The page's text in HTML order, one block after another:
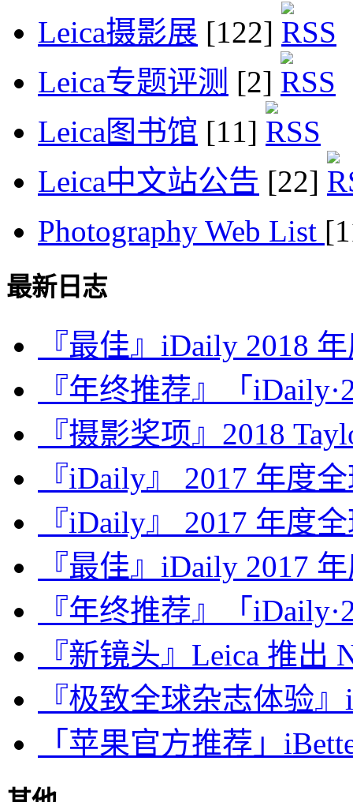
Leica摄影展 [122]
Leica专题评测 [2]
Leica图书馆 [11]
Leica中文站公告 [22]
Photography Web List
最新日志
『最佳』iDaily 2018
『年终推荐』「
『摄影奖项』2018
『iDaily』 2017 年度
『iDaily』 2017 年度
『最佳』iDaily 2017
『年终推荐』「
『新镜头』Leica 推出
『极致全球杂志体验
「苹果官方推荐」